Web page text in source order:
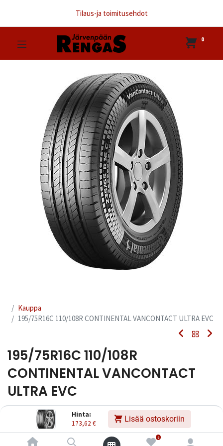
Hinta:
173,62 € Lisää ostoskoriin
0
Tilaus-ja toimitusehdot
0
Kauppa
195/75R16C 110/108R CONTINENTAL VANCONTACT ULTRA EVC
195/75R16C 110/108R
CONTINENTAL VANCONTACT
ULTRA EVC
4019238071726 Tuotekoodi:231748
173,62€ Sisältää ALV:n / kpl